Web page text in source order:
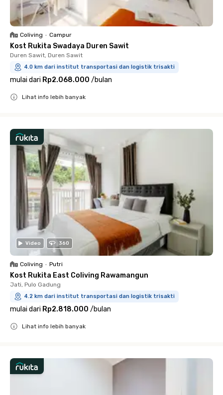
Coliving • Campur
Kost Rukita Swadaya Duren Sawit
Duren Sawit, Duren Sawit
4.0 km dari institut transportasi dan logistik trisakti
mulai dari Rp2.068.000 /bulan
Lihat info lebih banyak
Video 360
Coliving • Putri
Kost Rukita East Coliving Rawamangun
Jati, Pulo Gadung
4.2 km dari institut transportasi dan logistik trisakti
mulai dari Rp2.818.000 /bulan
Lihat info lebih banyak